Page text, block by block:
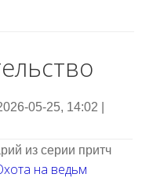
05-25, 14:02 |
из серии притч
на ведьм